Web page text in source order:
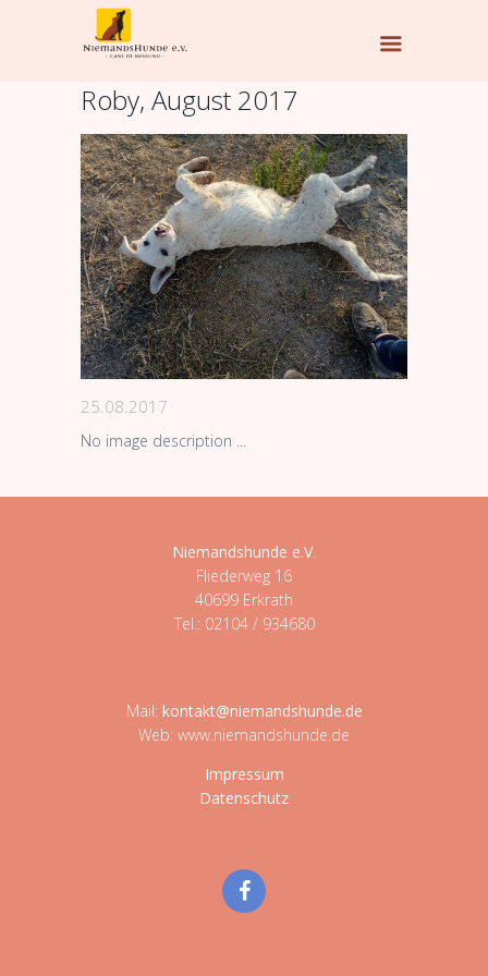
Roby, August 2017
25.08.2017
No image description ...
Niemandshunde e.V.
Fliederweg 16
40699 Erkrath
Tel.: 02104 / 934680
Mail: kontakt@niemandshunde.de
Web: www.niemandshunde.de
Impressum
Datenschutz